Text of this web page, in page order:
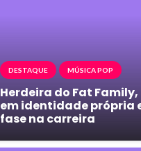
DESTAQUE MÚSICA POP
Herdeira do Fat
em identidade própria
fase na carreira